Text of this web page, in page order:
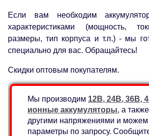
Если вам необходим
характеристиками (мощность,
размеры, тип корпуса и т.п.) - мы
специально для вас. Обращайтесь!
Скидки оптовым покупателям.
Мы производим 12В, 24В, 36В,
ионные аккумуляторы, а
другими напряжениями и можем
параметры по запросу.